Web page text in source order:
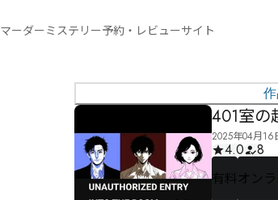
マーダーミステリー予約・レビューサイト
401室の
2025年04月16
4.0
8
有料 オン